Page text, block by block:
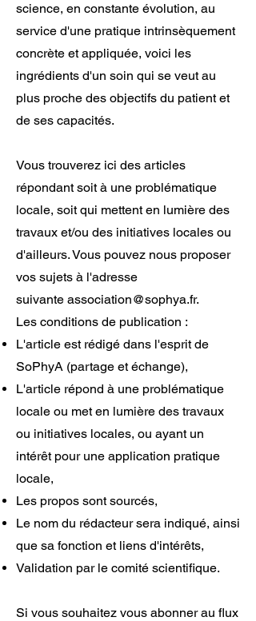
science, en constante évolution, au
service d'une pratique intrinsèquement
concrète et appliquée, voici les
ingrédients d'un soin qui se veut au
plus proche des objectifs du patient et
de ses capacités.
Vous trouverez ici des articles
répondant soit à une problématique
locale, soit qui mettent en lumière des
travaux et/ou des initiatives locales ou
d'ailleurs. Vous pouvez nous proposer
vos sujets à l'adresse
suivante association@sophya.fr.
Les conditions de publication :
L'article est rédigé dans l'esprit de
SoPhyA (partage et échange),
L'article répond à une problématique
locale ou met en lumière des travaux
ou initiatives locales, ou ayant un
intérêt pour une application pratique
locale,
Les propos sont sourcés,
Le nom du rédacteur sera indiqué, ainsi
que sa fonction et liens d'intérêts,
Validation par le comité scientifique.
Si vous souhaitez vous abonner au flux